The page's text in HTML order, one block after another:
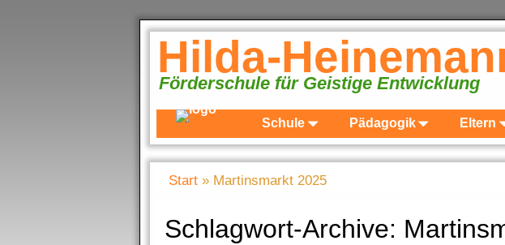
Hilda-
Förderschule für Geistige Entwicklung
Schule Pädagogik Eltern
Start » Martinsmarkt 2025
Schlagwort-Archive: